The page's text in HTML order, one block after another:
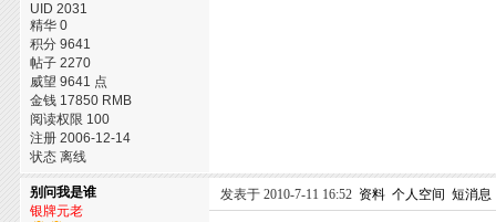
UID 2031
精华 0
积分 9641
帖子 2270
威望 9641 点
金钱 17850 RMB
阅读权限 100
注册 2006-12-14
状态 离线
别问我是谁
银牌元老
发表于 2010-7-11 16:52 资料 个人空间 短消息